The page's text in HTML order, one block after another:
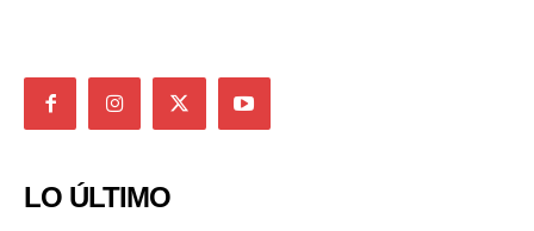
LO ÚLTIMO